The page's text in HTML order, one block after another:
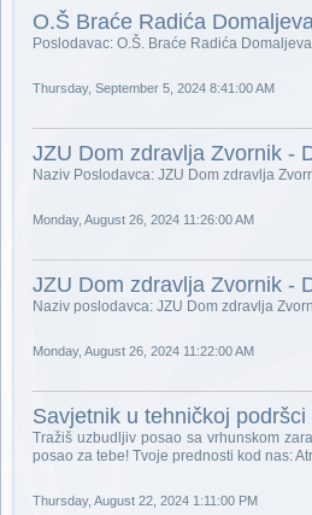
O.Š Braće Radića
Poslodavac: O.Š. Braće Radića
Thursday, September 5, 2024 8:41:00 AM
JZU Dom zdravlja Zvornik -
Naziv Poslodavca: JZU Dom zdravlja
Monday, August 26, 2024 11:26:00 AM
JZU Dom zdravlja Zvornik -
Naziv poslodavca: JZU Dom zdravlja
Monday, August 26, 2024 11:22:00 AM
Savjetnik u tehničkoj
Tražiš uzbudljiv posao sa vrhunskom
posao za tebe! Tvoje prednosti kod nas:
Thursday, August 22, 2024 1:11:00 PM